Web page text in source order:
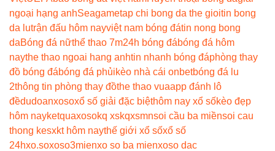
ngoại hạng anhSeagametap chi bong da the gioitin bong
da lutrận đấu hôm nayviệt nam bóng đátin nong bong
daBóng đá nữthể thao 7m24h bóng đábóng đá hôm
naythe thao ngoai hang anhtin nhanh bóng đáphòng thay
đồ bóng đábóng đá phủikèo nhà cái onbetbóng đá lu
2thông tin phòng thay đồthe thao vuaapp đánh lô
đềdudoanxosoxổ số giải đặc biệthôm nay xổ sốkèo đẹp
hôm nayketquaxosokq xskqxsmnsoi cầu ba miềnsoi cau
thong kesxkt hôm naythế giới xổ sốxổ số
24hxo.soxoso3mienxo so ba mienxoso dac